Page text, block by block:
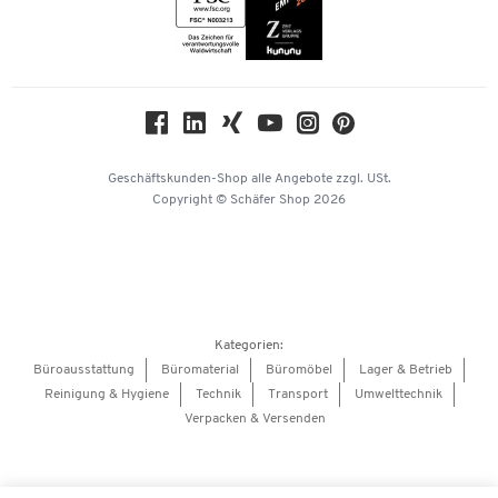
KinderHerz Zukunftsfonds
Barrierefreiheitserklärung
Onlinebewerbung Lieferant
Geschäftskunden-Shop alle Angebote zzgl. USt.
Copyright © Schäfer Shop 2026
Kategorien:
Büroausstattung
Büromaterial Büromöbel
Lager & Betrieb
Reinigung & Hygiene
Technik Transport
Umwelttechnik
Verpacken & Versenden